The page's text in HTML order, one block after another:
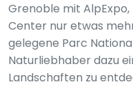
Grenoble mit
Center nur etwas
gelegene Parc
Naturliebhaber dazu
Landschaften zu